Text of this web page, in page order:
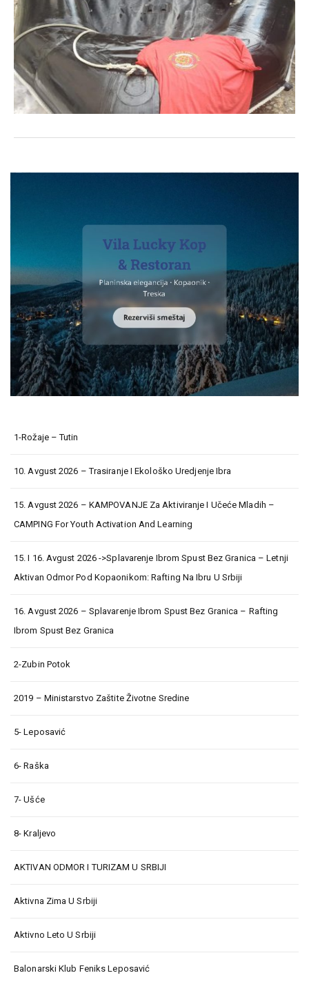
1-Rožaje – Tutin
10. Avgust 2026 – Trasiranje I Ekološko Uredjenje Ibra
15. Avgust 2026 – KAMPOVANJE Za Aktiviranje I Učeće Mladih –
CAMPING For Youth Activation And Learning
15. I 16. Avgust 2026 ->Splavarenje Ibrom Spust Bez Granica – Letnji
Aktivan Odmor Pod Kopaonikom: Rafting Na Ibru U Srbiji
16. Avgust 2026 – Splavarenje Ibrom Spust Bez Granica – Rafting
Ibrom Spust Bez Granica
2-Zubin Potok
2019 – Ministarstvo Zaštite Životne Sredine
5- Leposavić
6- Raška
7- Ušće
8- Kraljevo
AKTIVAN ODMOR I TURIZAM U SRBIJI
Aktivna Zima U Srbiji
Aktivno Leto U Srbiji
Balonarski Klub Feniks Leposavić